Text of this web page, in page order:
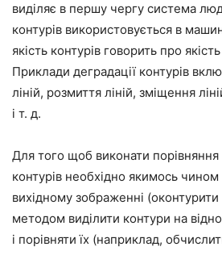
виділяє в першу чергу система
контурів використовується в
якість контурів говорить про
Приклади деградації контурів
ліній, розмиття ліній, зміщення
і т. д.
Для того щоб виконати
контурів необхідно якимось
вихідному зображенні
методом виділити контури на
і порівняти їх (наприклад,